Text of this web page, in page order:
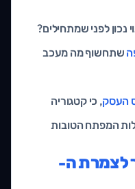
נכון לפני שמתחילים?
שתחשוף מה מעכב
העסק, כי קטגוריה
המפתח הטובות
לצמרת ה-